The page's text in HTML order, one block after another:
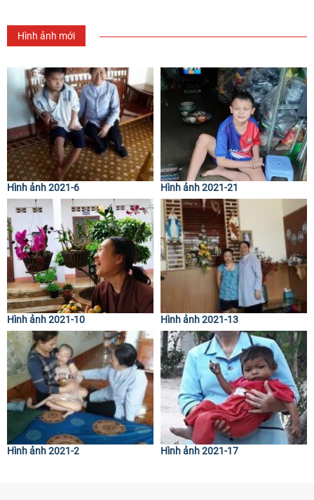
Hình ảnh mới
Hình ảnh 2021-6 Hình ảnh 2021-21
Hình ảnh 2021-10 Hình ảnh 2021-13
Hình ảnh 2021-2 Hình ảnh 2021-17